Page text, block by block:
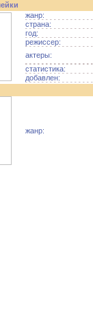
жанр:
страна:
год:
режиссер:
актеры:
статистика:
добавлен:
жанр: